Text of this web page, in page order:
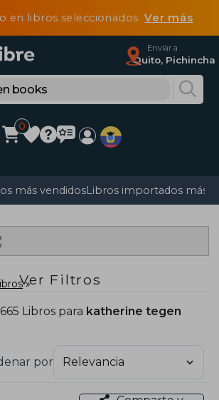
en libros seleccionadosVer más
Enviar a
Quito, Pichincha
0
más vendidosLibros importados más
Ver Filtros
Libros para katherine tegen
por